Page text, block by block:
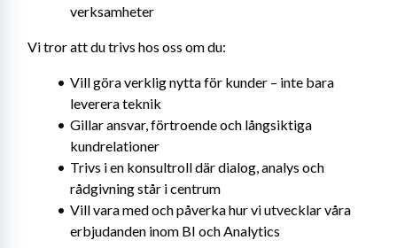
verksamheter
Vi tror att du trivs hos oss om du:
Vill göra verklig nytta för kunder – inte bara
leverera teknik
Gillar ansvar, förtroende och långsiktiga
kundrelationer
Trivs i en konsultroll där dialog, analys och
rådgivning står i centrum
Vill vara med och påverka hur vi utvecklar våra
erbjudanden inom BI och Analytics